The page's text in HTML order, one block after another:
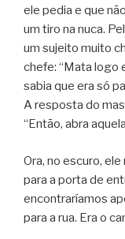
ele pedia e que
um tiro na nuca.
um sujeito muito
chefe: “Mata logo
sabia que era só
A resposta do
“Então, abra
Ora, no escuro,
para a porta de
encontraríamos
para a rua. Era o